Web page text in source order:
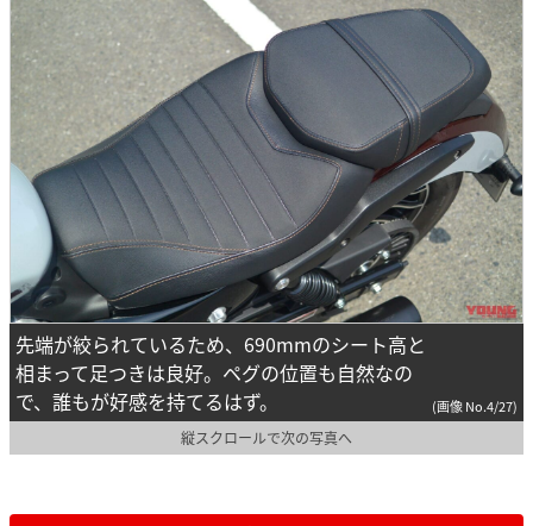
先端が絞られているため、690mmのシート高と
相まって足つきは良好。ペグの位置も自然なの
で、誰もが好感を持てるはず。
(画像 No.4/27)
縦スクロールで次の写真へ